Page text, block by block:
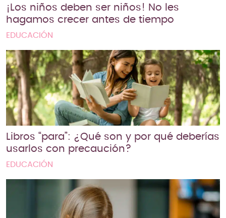
¡Los niños deben ser niños! No les
hagamos crecer antes de tiempo
EDUCACIÓN
Libros “para”: ¿Qué son y por qué deberías
usarlos con precaución?
EDUCACIÓN